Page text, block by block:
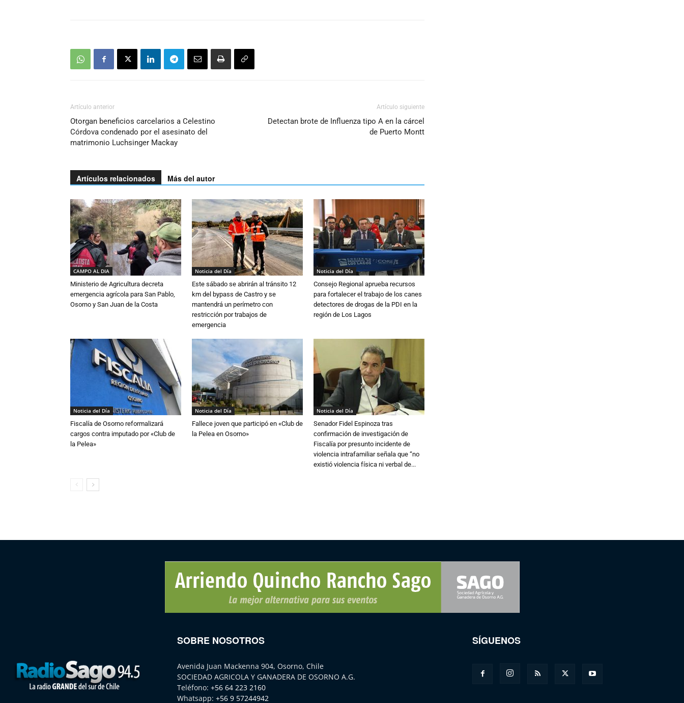
Artículo anterior
Otorgan beneficios carcelarios a Celestino
Córdova condenado por el asesinato del
matrimonio Luchsinger Mackay
Artículo siguiente
Detectan brote de Influenza tipo A en la cárcel
de Puerto Montt
Artículos relacionados Más del autor
CAMPO AL DIA
Ministerio de Agricultura decreta
emergencia agrícola para San Pablo,
Osorno y San Juan de la Costa
Noticia del Día
Este sábado se abrirán al tránsito 12
km del bypass de Castro y se
mantendrá un perímetro con
restricción por trabajos de
emergencia
Noticia del Día
Consejo Regional aprueba recursos
para fortalecer el trabajo de los canes
detectores de drogas de la PDI en la
región de Los Lagos
Noticia del Día
Fiscalía de Osorno reformalizará
cargos contra imputado por «Club de
la Pelea»
Noticia del Día
Fallece joven que participó en «Club de
la Pelea en Osorno»
Noticia del Día
Senador Fidel Espinoza tras
confirmación de investigación de
Fiscalía por presunto incidente de
violencia intrafamiliar señala que “no
existió violencia física ni verbal de...
SOBRE NOSOTROS
Avenida Juan Mackenna 904, Osorno, Chile
SOCIEDAD AGRICOLA Y GANADERA DE OSORNO A.G.
Teléfono: +56 64 223 2160
Whatsapp: +56 9 57244942
SÍGUENOS